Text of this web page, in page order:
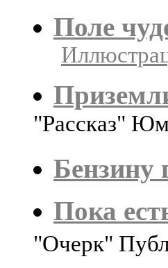
Поле
"Рассказ"
Бензину
Пока
"Очерк"